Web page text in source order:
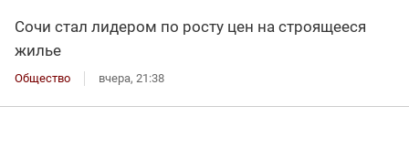
Сочи стал лидером по росту цен на строящееся
жилье
Общество вчера, 21:38